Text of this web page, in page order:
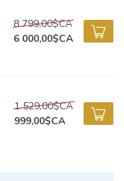
8 799,00$CA
6 000,00$CA
1 529,00$CA
999,00$CA